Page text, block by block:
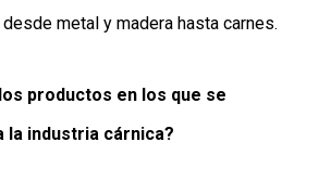
metal y madera hasta carnes.
productos en los que se
la industria cárnica?